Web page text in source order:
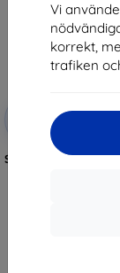
Vi
korrekt,
trafiken
med
SUNNYLIFE